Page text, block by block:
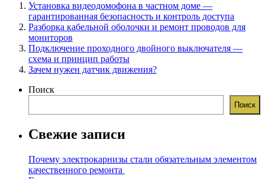
Установка видеодомофона в частном доме —
гарантированная безопасность и контроль доступа
Разборка кабельной оболочки и ремонт проводов для
мониторов
Подключение проходного двойного выключателя —
схема и принцип работы
Зачем нужен датчик движения?
Поиск
Поиск
Свежие записи
Почему электрокарнизы стали обязательным элементом
качественного ремонта